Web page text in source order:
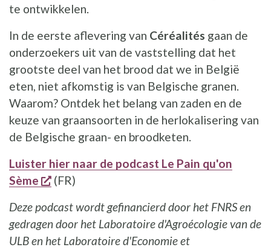
te ontwikkelen.
In de eerste aflevering van Céréalités gaan de
onderzoekers uit van de vaststelling dat het
grootste deel van het brood dat we in België
eten, niet afkomstig is van Belgische granen.
Waarom? Ontdek het belang van zaden en de
keuze van graansoorten in de herlokalisering van
de Belgische graan- en broodketen.
Luister hier naar de podcast Le Pain qu'on
Sème
opent een nieuw venster
(FR)
Deze podcast wordt gefinancierd door het FNRS en
gedragen door het Laboratoire d'Agroécologie van de
ULB en het Laboratoire d'Economie et